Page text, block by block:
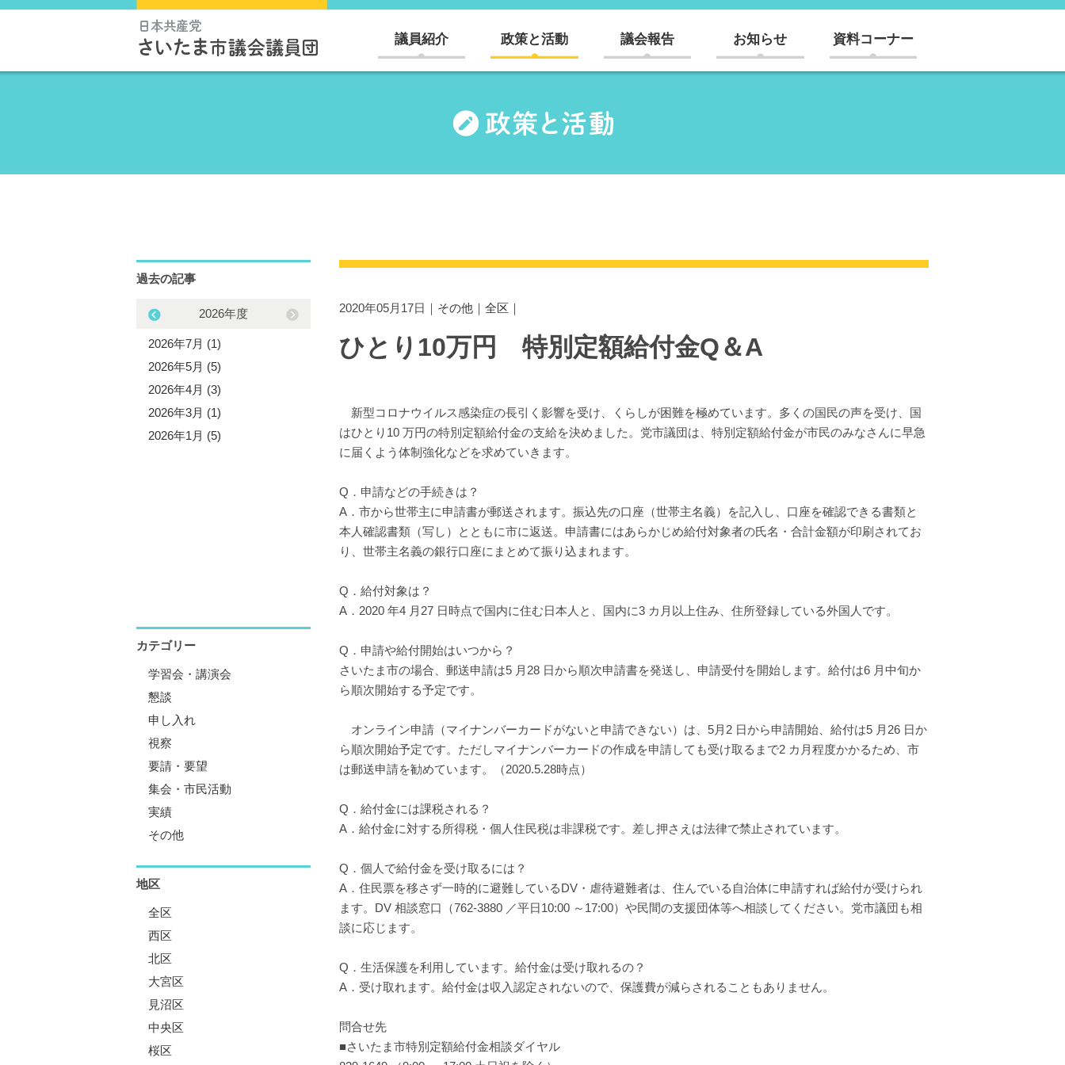
議員紹介 政策と活動 議会報告 お知らせ 資料コーナー
2020年05月17日｜ その他 ｜ 全区 ｜
ひとり10万円 特別定額給付金Q＆A
新型コロナウイルス感染症の長引く影響を受け、くらしが困難を極めています。多くの国民の声を受け、国
はひとり10 万円の特別定額給付金の支給を決めました。党市議団は、特別定額給付金が市民のみなさんに早急
に届くよう体制強化などを求めていきます。
Q．申請などの手続きは？
A．市から世帯主に申請書が郵送されます。振込先の口座（世帯主名義）を記入し、口座を確認できる書類と
本人確認書類（写し）とともに市に返送。申請書にはあらかじめ給付対象者の氏名・合計金額が印刷されてお
り、世帯主名義の銀行口座にまとめて振り込まれます。
Q．給付対象は？
A．2020 年4 月27 日時点で国内に住む日本人と、国内に3 カ月以上住み、住所登録している外国人です。
Q．申請や給付開始はいつから？
さいたま市の場合、郵送申請は5 月28 日から順次申請書を発送し、申請受付を開始します。給付は6 月中旬か
ら順次開始する予定です。
オンライン申請（マイナンバーカードがないと申請できない）は、5月2 日から申請開始、給付は5 月26 日か
ら順次開始予定です。ただしマイナンバーカードの作成を申請しても受け取るまで2 カ月程度かかるため、市
は郵送申請を勧めています。（2020.5.28時点）
Q．給付金には課税される？
A．給付金に対する所得税・個人住民税は非課税です。差し押さえは法律で禁止されています。
Q．個人で給付金を受け取るには？
A．住民票を移さず一時的に避難しているDV・虐待避難者は、住んでいる自治体に申請すれば給付が受けられ
ます。DV 相談窓口（762-3880 ／平日10:00 ～17:00）や民間の支援団体等へ相談してください。党市議団も相
談に応じます。
Q．生活保護を利用しています。給付金は受け取れるの？
A．受け取れます。給付金は収入認定されないので、保護費が減らされることもありません。
問合せ先
■さいたま市特別定額給付金相談ダイヤル
過去の記事
2026年度
2026年7月 (1)
2026年5月 (5)
2026年4月 (3)
2026年3月 (1)
2026年1月 (5)
カテゴリー
学習会・講演会
懇談
申し入れ
視察
要請・要望
集会・市民活動
実績
その他
地区
全区
西区
北区
大宮区
見沼区
中央区
桜区